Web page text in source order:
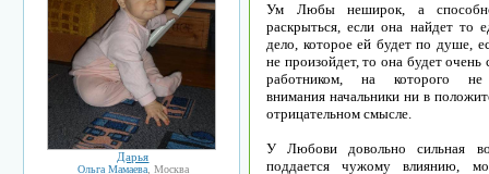
Дарья
Ольга Мамаева, Москва
Ум Любы неширок, а
раскрыться, если она найдет то
дело, которое ей будет по душе,
не произойдет, то она будет очень
работником, на которого
внимания начальники ни в
отрицательном смысле.
У Любови довольно сильная
поддается чужому влиянию,